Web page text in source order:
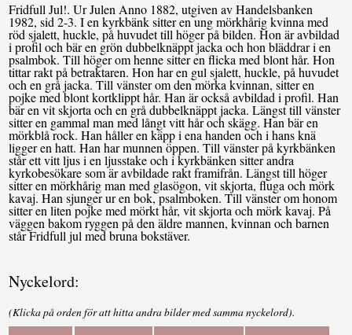
Fridfull Jul!. Ur Julen Anno 1882, utgiven av Handelsbanken
1982, sid 2-3. I en kyrkbänk sitter en ung mörkhårig kvinna med
röd sjalett, huckle, på huvudet till höger på bilden. Hon är avbildad
i profil och bär en grön dubbelknäppt jacka och hon bläddrar i en
psalmbok. Till höger om henne sitter en flicka med blont hår. Hon
tittar rakt på betraktaren. Hon har en gul sjalett, huckle, på huvudet
och en grå jacka. Till vänster om den mörka kvinnan, sitter en
pojke med blont kortklippt hår. Han är också avbildad i profil. Han
bär en vit skjorta och en grå dubbelknäppt jacka. Längst till vänster
sitter en gammal man med långt vitt hår och skägg. Han bär en
mörkblå rock. Han håller en käpp i ena handen och i hans knä
ligger en hatt. Han har munnen öppen. Till vänster på kyrkbänken
står ett vitt ljus i en ljusstake och i kyrkbänken sitter andra
kyrkobesökare som är avbildade rakt framifrån. Längst till höger
sitter en mörkhårig man med glasögon, vit skjorta, fluga och mörk
kavaj. Han sjunger ur en bok, psalmboken. Till vänster om honom
sitter en liten pojke med mörkt hår, vit skjorta och mörk kavaj. På
väggen bakom ryggen på den äldre mannen, kvinnan och barnen
står Fridfull jul med bruna bokstäver.
Nyckelord:
(Klicka på orden för att hitta andra bilder med samma nyckelord).